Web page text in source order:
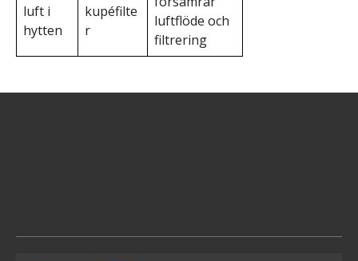
luft i
hytten
kupéfilte
r
luftflöde och
filtrering